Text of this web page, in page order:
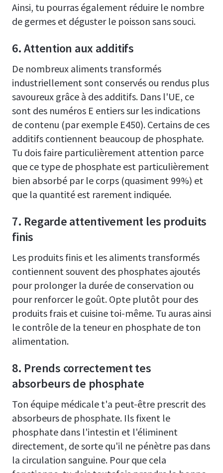
Ainsi, tu pourras également réduire le nombre
de germes et déguster le poisson sans souci.
6. Attention aux additifs
De nombreux aliments transformés
industriellement sont conservés ou rendus plus
savoureux grâce à des additifs. Dans l'UE, ce
sont des numéros E entiers sur les indications
de contenu (par exemple E450). Certains de ces
additifs contiennent beaucoup de phosphate.
Tu dois faire particulièrement attention parce
que ce type de phosphate est particulièrement
bien absorbé par le corps (quasiment 99%) et
que la quantité est rarement indiquée.
7. Regarde attentivement les produits
finis
Les produits finis et les aliments transformés
contiennent souvent des phosphates ajoutés
pour prolonger la durée de conservation ou
pour renforcer le goût. Opte plutôt pour des
produits frais et cuisine toi-même. Tu auras ainsi
le contrôle de la teneur en phosphate de ton
alimentation.
8. Prends correctement tes
absorbeurs de phosphate
Ton équipe médicale t'a peut-être prescrit des
absorbeurs de phosphate. Ils fixent le
phosphate dans l'intestin et l'éliminent
directement, de sorte qu'il ne pénètre pas dans
la circulation sanguine. Pour que cela